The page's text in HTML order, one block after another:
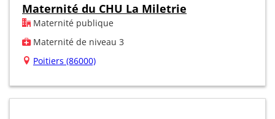
Maternité du CHU La Miletrie
Maternité publique
Maternité de niveau 3
Poitiers (86000)